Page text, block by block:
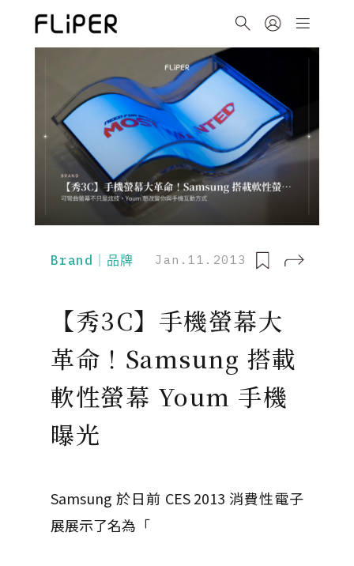
Brand｜品牌 Jan.11.2013
【秀3C】手機螢幕大
革命！Samsung 搭載
軟性螢幕 Youm 手機
曝光
Samsung 於日前 CES 2013 消費性電子
展展示了名為「